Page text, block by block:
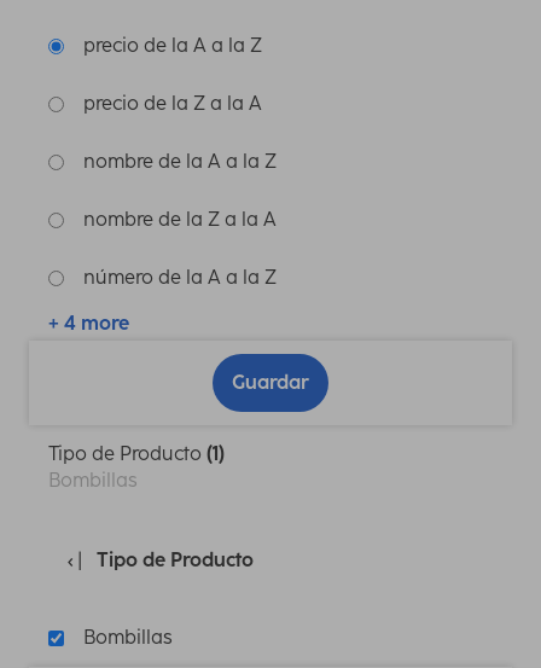
precio de la A a la Z
precio de la Z a la A
nombre de la A a la Z
nombre de la Z a la A
número de la A a la Z
+ 4 more
Guardar
Tipo de Producto (1)
Bombillas
Tipo de Producto
Bombillas